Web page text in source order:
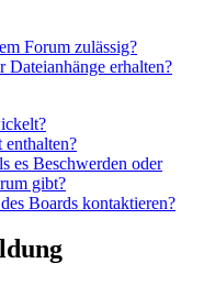
Forum zulässig?
erhalten?
es Beschwerden oder
gibt?
Boards kontaktieren?